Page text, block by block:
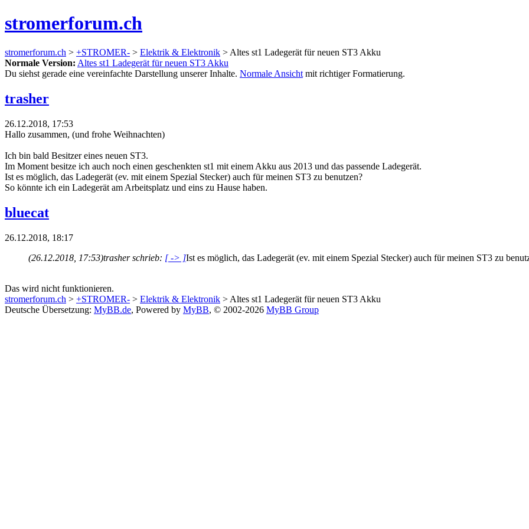
stromerforum.ch
stromerforum.ch > +STROMER- > Elektrik & Elektronik > Altes st1 Ladegerät für neuen ST3 Akku
Normale Version: Altes st1 Ladegerät für neuen ST3 Akku
Du siehst gerade eine vereinfachte Darstellung unserer Inhalte. Normale Ansicht mit richtiger Formatierung.
trasher
26.12.2018, 17:53
Hallo zusammen, (und frohe Weihnachten)
Ich bin bald Besitzer eines neuen ST3.
Im Moment besitze ich auch noch einen geschenkten st1 mit einem Akku aus 2013 und das passende Ladegerät.
Ist es möglich, das Ladegerät (ev. mit einem Spezial Stecker) auch für meinen ST3 zu benutzen?
So könnte ich ein Ladegerät am Arbeitsplatz und eins zu Hause haben.
bluecat
26.12.2018, 18:17
(26.12.2018, 17:53)trasher schrieb: [ -> ]Ist es möglich, das Ladegerät (ev. mit einem Spezial Stecker) auch für meinen ST3 zu
Das wird nicht funktionieren.
stromerforum.ch > +STROMER- > Elektrik & Elektronik > Altes st1 Ladegerät für neuen ST3 Akku
Deutsche Übersetzung: MyBB.de, Powered by MyBB, © 2002-2026 MyBB Group